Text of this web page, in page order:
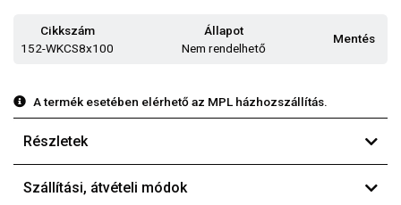
Cikkszám
152-WKCS8x100
Állapot
Nem rendelhető
Mentés
A termék esetében elérhető az MPL házhozszállítás.
Részletek
Szállítási, átvételi módok